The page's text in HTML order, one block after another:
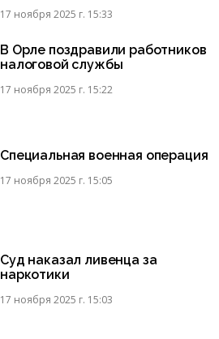
17 ноября 2025 г. 15:33
В Орле поздравили работников
налоговой службы
17 ноября 2025 г. 15:22
Специальная военная операция
17 ноября 2025 г. 15:05
Суд наказал ливенца за
наркотики
17 ноября 2025 г. 15:03